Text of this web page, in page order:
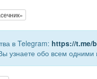
в Telegram: https://t.me/
узнаете обо всем одними